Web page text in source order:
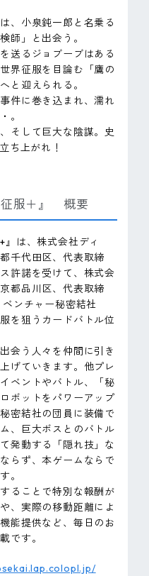
、小泉鈍一郎と名乗る
師」と出会う。
送るジョブーブはある
界征服を目論む「鷹の
と迎えられる。
件に巻き込まれ、濡れ
。
そして巨大な陰謀。史
ち上がれ！
征服＋』 概要
』は、株式会社ディ
千代田区、代表取締
許諾を受けて、株式会
都品川区、代表取締
ンチャー秘密結社
を狙うカードバトル位
会う人々を仲間に引き
げていきます。他プレ
ベントやバトル、「秘
ボットをパワーアップ
密結社の団員に装備で
、巨大ボスとのバトル
発動する「隠れ技」な
らず、本ゲームならで
。
ることで特別な報酬が
、実際の移動距離によ
能提供など、毎日のお
です。